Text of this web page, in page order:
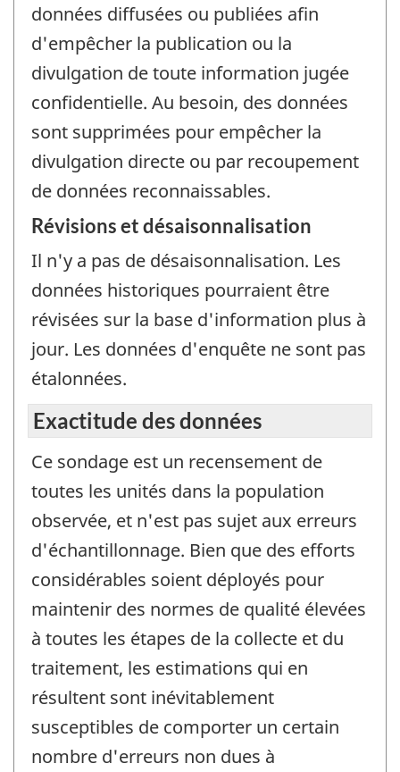
données diffusées ou publiées afin
d'empêcher la publication ou la
divulgation de toute information jugée
confidentielle. Au besoin, des données
sont supprimées pour empêcher la
divulgation directe ou par recoupement
de données reconnaissables.
Révisions et désaisonnalisation
Il n'y a pas de désaisonnalisation. Les
données historiques pourraient être
révisées sur la base d'information plus à
jour. Les données d'enquête ne sont pas
étalonnées.
Exactitude des données
Ce sondage est un recensement de
toutes les unités dans la population
observée, et n'est pas sujet aux erreurs
d'échantillonnage. Bien que des efforts
considérables soient déployés pour
maintenir des normes de qualité élevées
à toutes les étapes de la collecte et du
traitement, les estimations qui en
résultent sont inévitablement
susceptibles de comporter un certain
nombre d'erreurs non dues à